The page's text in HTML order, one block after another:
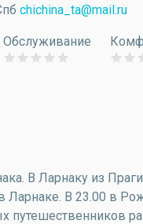
chichina_ta@mail.ru
Обслуживание
В Ларнаку из
Ларнаке. В 23.00 в
путешественников